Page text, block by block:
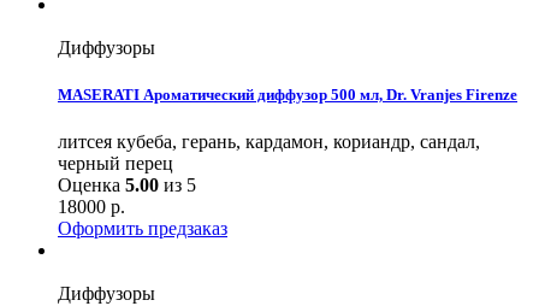
Диффузоры
MASERATI Ароматический диффузор 500 мл, Dr. Vranjes Firenze
литсея кубеба, герань, кардамон, кориандр, сандал,
черный перец
Оценка 5.00 из 5
18000 р.
Оформить предзаказ
Диффузоры